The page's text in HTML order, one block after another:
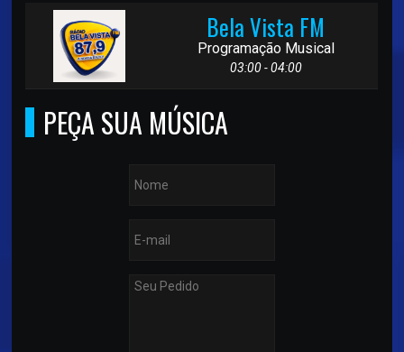
Bela Vista FM
Programação Musical
03:00 - 04:00
PEÇA SUA MÚSICA